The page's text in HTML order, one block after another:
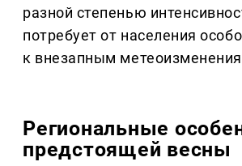
разной степенью
потребует от населения
к внезапным
Региональные
предстоящей весны